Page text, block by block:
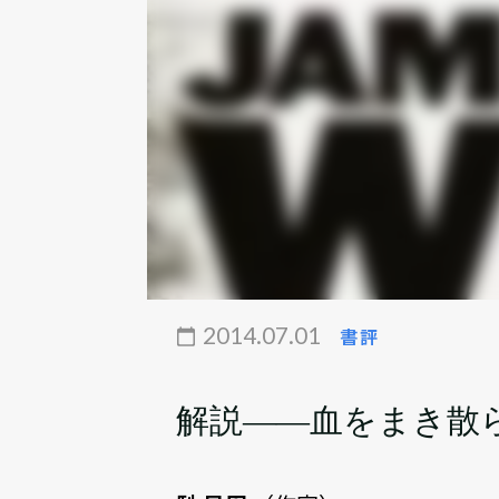
2014.07.01 書評
解説――血をまき散